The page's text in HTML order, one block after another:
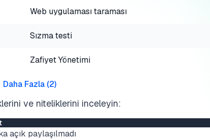
Web uygulaması taraması
Sızma testi
Zafiyet Yönetimi
Daha Fazla (2)
ve niteliklerini inceleyin:
açık paylaşılmadı